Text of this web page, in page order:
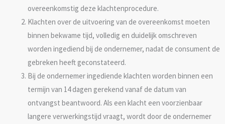
overeenkomstig deze klachtenprocedure.
Klachten over de uitvoering van de overeenkomst moeten
binnen bekwame tijd, volledig en duidelijk omschreven
worden ingediend bij de ondernemer, nadat de consument de
gebreken heeft geconstateerd.
Bij de ondernemer ingediende klachten worden binnen een
termijn van 14 dagen gerekend vanaf de datum van
ontvangst beantwoord. Als een klacht een voorzienbaar
langere verwerkingstijd vraagt, wordt door de ondernemer